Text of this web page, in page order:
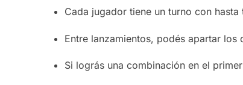
Cada jugador tiene un turno con
Entre lanzamientos, podés apartar
Si lográs una combinación en el